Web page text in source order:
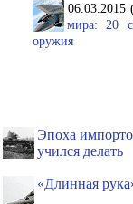
06.03.2015
мира: 20
оружия
Эпоха
учился делать
«Длинная